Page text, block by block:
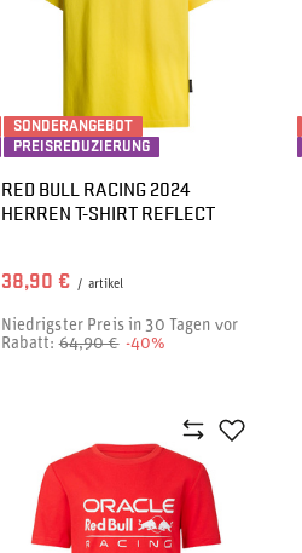
SONDERANGEBOT
PREISREDUZIERUNG
RED BULL RACING 2024
HERREN T-SHIRT REFLECT
38,90 € / artikel
Niedrigster Preis in 30 Tagen vor
Rabatt:64,90 € -40%